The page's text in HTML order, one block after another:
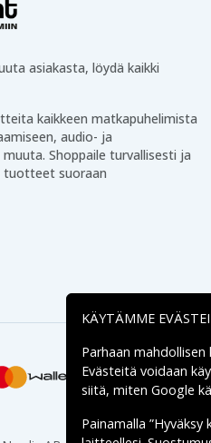
asiakasta, löydä kaikki
kaikkeen matkapuhelimista
audio- ja
Shoppaile turvallisesti ja
tuotteet suoraan
KÄYTÄMME
Parhaan
Evästeitä voidaan
siitä, miten Google
Painamalla